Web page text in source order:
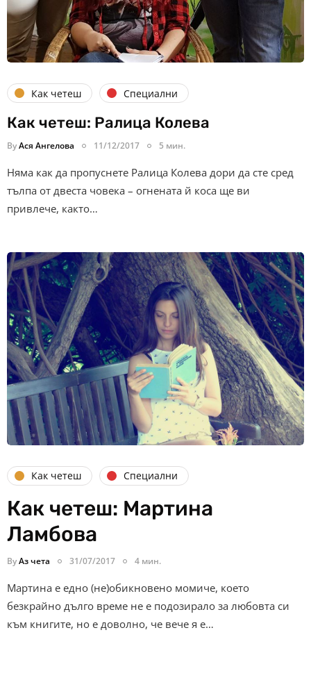
Как четеш Специални
Как четеш: Ралица Колева
ByАся Ангелова 11/12/2017 5 мин.
Няма как да пропуснете Ралица Колева дори да сте сред
тълпа от двеста човека – огнената й коса ще ви
привлече, както…
Как четеш Специални
Как четеш: Мартина
Ламбова
ByАз чета 31/07/2017 4 мин.
Мартина е едно (не)обикновено момиче, което
безкрайно дълго време не e подозирало за любовта си
към книгите, но е доволно, че вече я е…